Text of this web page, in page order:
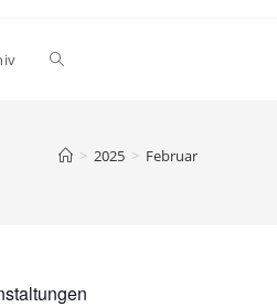
Website-
> 2025 > Februar